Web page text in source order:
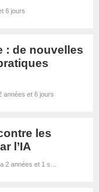
6 jours
: de nouvelles
années et 6 jours
les
l’IA
2 années et 1 semaine